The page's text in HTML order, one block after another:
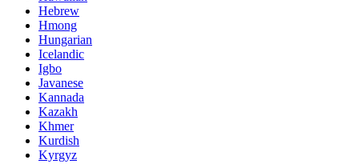
Hebrew
Hmong
Hungarian
Icelandic
Igbo
Javanese
Kannada
Kazakh
Khmer
Kurdish
Kyrgyz